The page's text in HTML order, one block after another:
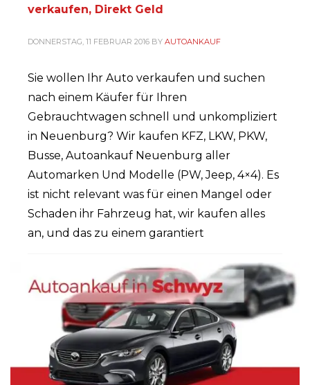
verkaufen, Direkt Geld‎
DONNERSTAG, 11 FEBRUAR 2016 BY AUTOANKAUF
Sie wollen Ihr Auto verkaufen und suchen
nach einem Käufer für Ihren
Gebrauchtwagen schnell und unkompliziert
in Neuenburg? Wir kaufen KFZ, LKW, PKW,
Busse, Autoankauf Neuenburg aller
Automarken Und Modelle (PW, Jeep, 4×4). Es
ist nicht relevant was für einen Mangel oder
Schaden ihr Fahrzeug hat, wir kaufen alles
an, und das zu einem garantiert
AUTOANKAUF